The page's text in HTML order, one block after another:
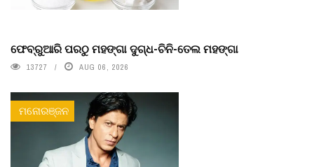
ଫେବ୍ରୁଆରି ପରଠୁ ମହଙ୍ଗା ଦୁଗ୍ଧ-ଚିନି-ତେଲ ମହଙ୍ଗା
13727 AUG 06, 2026
ମନୋରଞ୍ଜନ